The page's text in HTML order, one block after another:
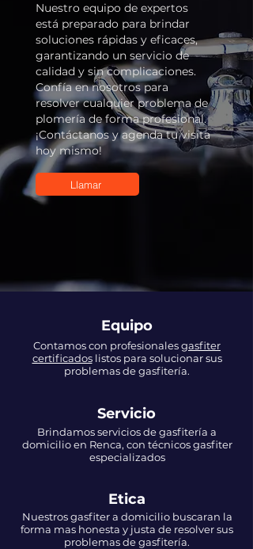
Nuestro equipo de expertos
está preparado para brindar
soluciones rápidas y eficaces,
garantizando un servicio de
calidad y sin complicaciones.
Confía en nosotros para
resolver cualquier problema de
plomería de forma profesional.
¡Contáctanos y agenda tu visita
hoy mismo!
Llamar
Equipo
Contamos con profesionalesgasfiter
certificadoslistos para solucionar sus
problemas de gasfitería.
Servicio
Brindamos servicios de gasfitería a
domicilio en Renca, con técnicos gasfiter
especializados
Etica
Nuestros gasfiter a domicilio buscaran la
forma mas honesta y justa de resolver sus
problemas de gasfitería.